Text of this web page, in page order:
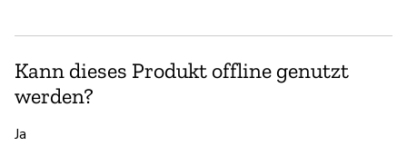
Kann dieses Produkt offline genutzt
werden?
Ja